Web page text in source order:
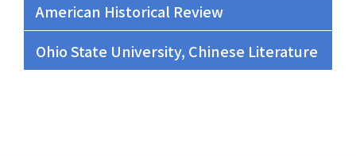
American Historical Review
Ohio State University, Chinese Literature